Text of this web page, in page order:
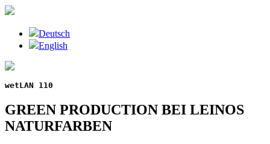
Deutsch
English
wetLAN 110
GREEN PRODUCTION BEI LEINOS
NATURFARBEN